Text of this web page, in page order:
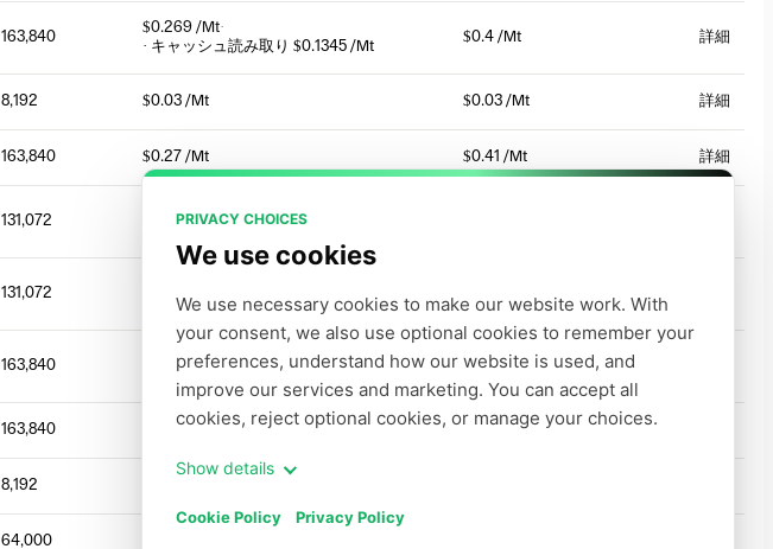
PRIVACY CHOICES
We use cookies
We use necessary cookies to make our website work. With
your consent, we also use optional cookies to remember your
preferences, understand how our website is used, and
improve our services and marketing. You can accept all
cookies, reject optional cookies, or manage your choices.
Show details
Cookie Policy Privacy Policy
163,840
$0.269 /Mt·
· キャッシュ読み取り $0.1345 /Mt
$0.4 /Mt 詳細
8,192 $0.03 /Mt $0.03 /Mt 詳細
163,840 $0.27 /Mt $0.41 /Mt 詳細
131,072
$0.27 /Mt·
131,072
· キャッシュ読み取り $0.135 /Mt
163,840
$0.27 /Mt·
· キャッシュ読み取り
$1.12 /Mt
163,840 $0.7 /Mt· · キャッシュ読み取り $0.35 /Mt $2.5 /Mt
8,192
64,000